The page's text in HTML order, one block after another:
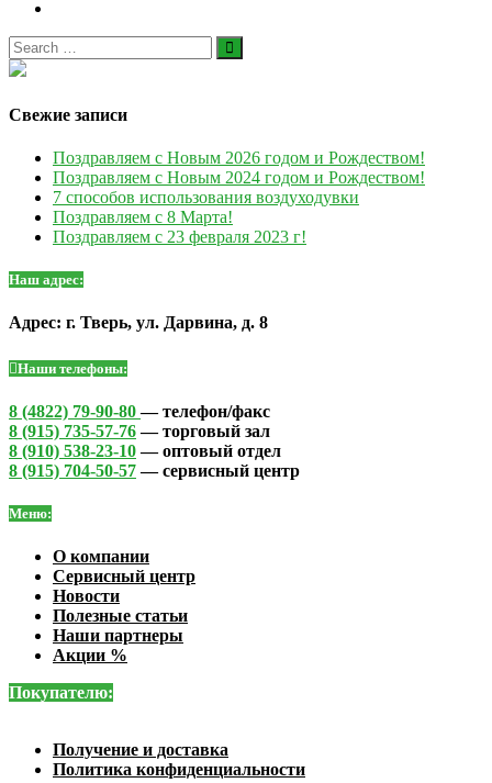
Свежие записи
Поздравляем с Новым 2026 годом и Рождеством!
Поздравляем с Новым 2024 годом и Рождеством!
7 способов использования воздуходувки
Поздравляем с 8 Марта!
Поздравляем с 23 февраля 2023 г!
Наш адрес:
Адрес: г. Тверь, ул. Дарвина, д. 8
Наши телефоны:
8 (4822) 79-90-80— телефон/факс
8 (915) 735-57-76— торговый зал
8 (910) 538-23-10— оптовый отдел
8 (915) 704-50-57— сервисный центр
Меню:
О компании
Сервисный центр
Новости
Полезные статьи
Наши партнеры
Акции %
Покупателю:
Получение и доставка
Политика конфиденциальности